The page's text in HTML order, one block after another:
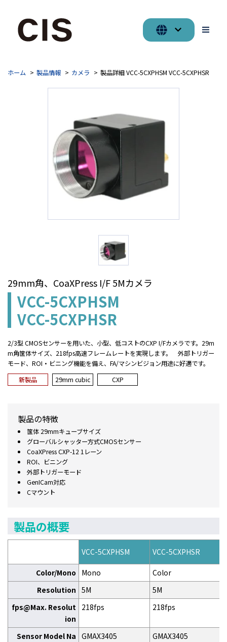
ホーム 製品情報 カメラ 製品詳細 VCC-5CXPHSM VCC-5CXPHSR
29mm角、CoaXPress I/F 5Mカメラ
VCC-5CXPHSM
VCC-5CXPHSR
2/3型 CMOSセンサーを用いた、小型、低コストのCXP I/Fカメラです。29m
m角筐体サイズ、218fps高速フレームレートを実現します。 外部トリガー
モード、ROI・ビニング機能を備え、FA/マシンビジョン用途に好適です。
新製品
29mm cubic CXP
製品の特徴
筺体 29mmキューブサイズ
グローバルシャッター方式CMOSセンサー
CoaXPress CXP-12 1レーン
ROI、ビニング
外部トリガーモード
GenICam対応
Cマウント
製品の概要
VCC-5CXPHSM VCC-5CXPHSR
Color/Mono Mono
Color
Resolution 5M
5M
fps@Max. Resolut
ion
218fps 218fps
Sensor Model Na GMAX3405 GMAX3405